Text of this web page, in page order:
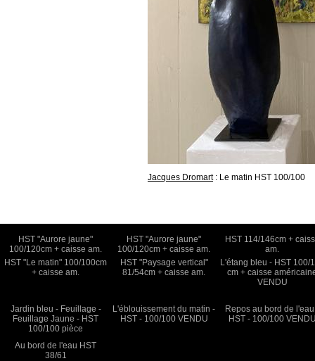
Jacques Dromart: Le matin HST 100/100
HST "Aurore jaune"
100/120cm + caisse am.
HST "Aurore jaune"
100/120cm + caisse am.
HST 114/146cm +
am.
HST "Le matin" 100/100cm
+ caisse am.
HST "Paysage vertical"
81/54cm + caisse am.
L'étang bleu - HST 100/
cm + caisse
VENDU
Jardin bleu - Feuillage -
Feuillage Jaune - HST
100/100 pièce
L'éblouissement du matin -
HST - 100/100 VENDU
Repos au bord de
HST - 100/100
Au bord de l'eau HST
38/61